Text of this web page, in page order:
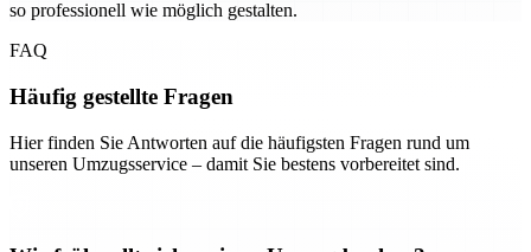
so professionell wie möglich gestalten.
FAQ
Häufig gestellte Fragen
Hier finden Sie Antworten auf die häufigsten Fragen rund um
unseren Umzugsservice – damit Sie bestens vorbereitet sind.